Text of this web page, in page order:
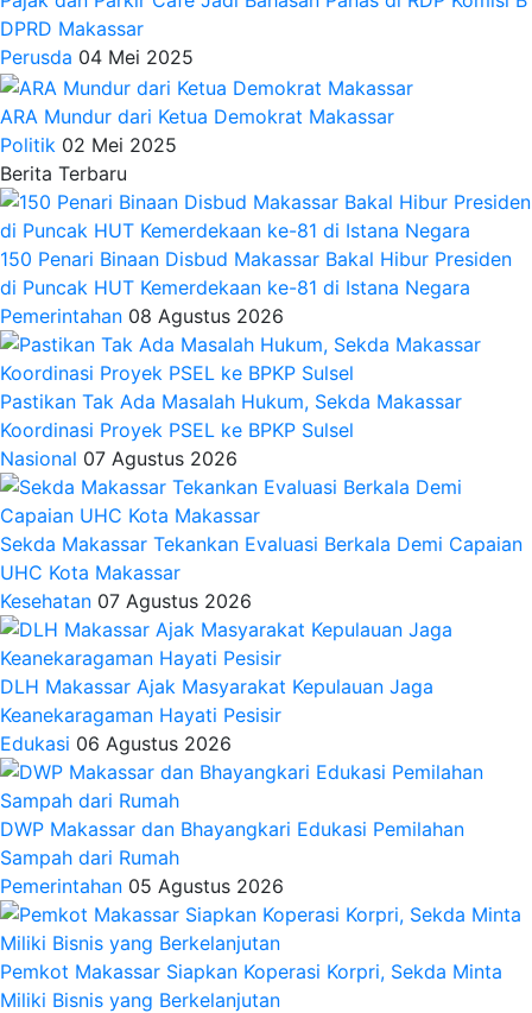
DPRD Makassar
Perusda 04 Mei 2025
ARA Mundur dari Ketua Demokrat Makassar
Politik 02 Mei 2025
Berita Terbaru
150 Penari Binaan Disbud Makassar Bakal Hibur Presiden
di Puncak HUT Kemerdekaan ke-81 di Istana Negara
Pemerintahan 08 Agustus 2026
Pastikan Tak Ada Masalah Hukum, Sekda Makassar
Koordinasi Proyek PSEL ke BPKP Sulsel
Nasional 07 Agustus 2026
Sekda Makassar Tekankan Evaluasi Berkala Demi Capaian
UHC Kota Makassar
Kesehatan 07 Agustus 2026
DLH Makassar Ajak Masyarakat Kepulauan Jaga
Keanekaragaman Hayati Pesisir
Edukasi 06 Agustus 2026
DWP Makassar dan Bhayangkari Edukasi Pemilahan
Sampah dari Rumah
Pemerintahan 05 Agustus 2026
Pemkot Makassar Siapkan Koperasi Korpri, Sekda Minta
Miliki Bisnis yang Berkelanjutan